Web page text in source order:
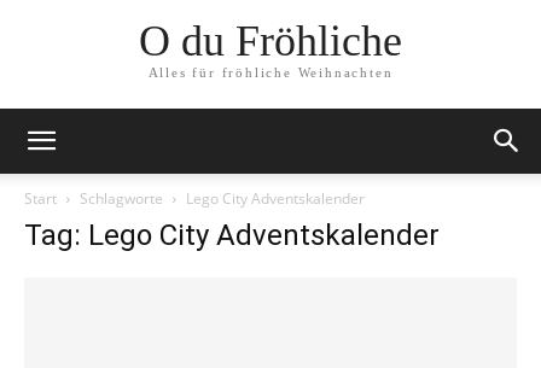
O du Fröhliche
Alles für fröhliche Weihnachten
Start Schlagworte Lego City Adventskalender
Tag: Lego City Adventskalender